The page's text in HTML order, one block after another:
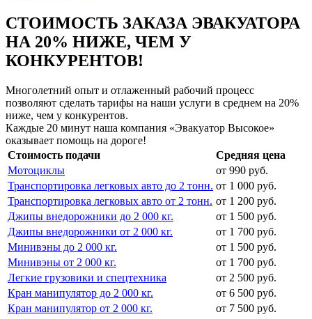
СТОИМОСТЬ ЗАКАЗА ЭВАКУАТОРА
НА 20% НИЖЕ, ЧЕМ У
КОНКУРЕНТОВ!
Многолетний опыт и отлаженный рабочий процесс
позволяют сделать тарифы на наши услуги в среднем на 20%
ниже, чем у конкурентов.
Каждые 20 минут наша компания «Эвакуатор Высокое»
оказывает помощь на дороге!
Стоимость подачи
Средняя цена
Мотоциклы
от 990 руб.
Транспортировка легковых авто до 2 тонн. от 1 000 руб.
Транспортировка легковых авто от 2 тонн. от 1 200 руб.
Джипы внедорожники до 2 000 кг.
от 1 500 руб.
Джипы внедорожники от 2 000 кг.
от 1 700 руб.
Минивэны до 2 000 кг.
от 1 500 руб.
Минивэны от 2 000 кг.
от 1 700 руб.
Легкие грузовики и спецтехника
от 2 500 руб.
Кран манипулятор до 2 000 кг.
от 6 500 руб.
Кран манипулятор от 2 000 кг.
от 7 500 руб.